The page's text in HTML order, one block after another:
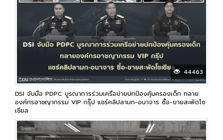
44463
DSI จับมือ PDPC บูรณาการร่วมเครือข่ายปกป้องคุ้มครองเด็ก ทลาย
องค์กรอาชญากรรม VIP กรุ๊ป แชร์คลิปลามก-อนาจาร ซื้อ-ขายสะพัดโซ
เชียล